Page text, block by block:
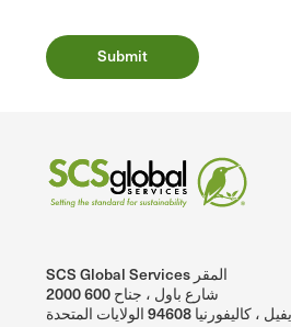
SCS Global Services المقر
2000 شارع باول ، جناح 600
94608 الولايات المتحدة